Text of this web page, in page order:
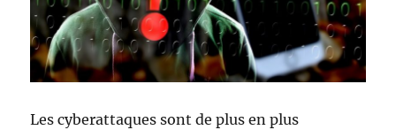
Les cyberattaques sont de plus en plus